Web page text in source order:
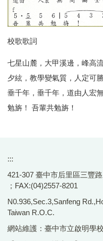
校歌歌詞
七星山麓，大甲溪邊，峰高
夕絃，教學變氣質，人定可
垂千年，垂千年，道由人宏
勉旃！ 吾輩共勉旃！
:::
421-307 臺中市后里區三豐
；FAX:(04)2557-8201
N0.936,Sec.3,Sanfeng
Taiwan R.O.C.
網站維護：臺中市立啟明學